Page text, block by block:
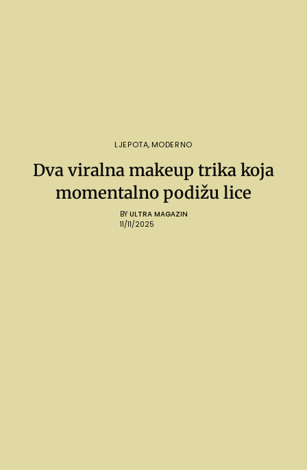
LJEPOTA, MODERNO
Dva viralna makeup trika koja
momentalno podižu lice
BY ULTRA MAGAZIN
11/11/2025